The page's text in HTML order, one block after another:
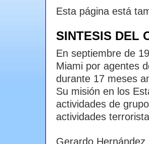
Esta página está
SINTESIS DEL
En septiembre de
Miami por agentes
durante 17 meses
Su misión en los
actividades de
actividades
Gerardo